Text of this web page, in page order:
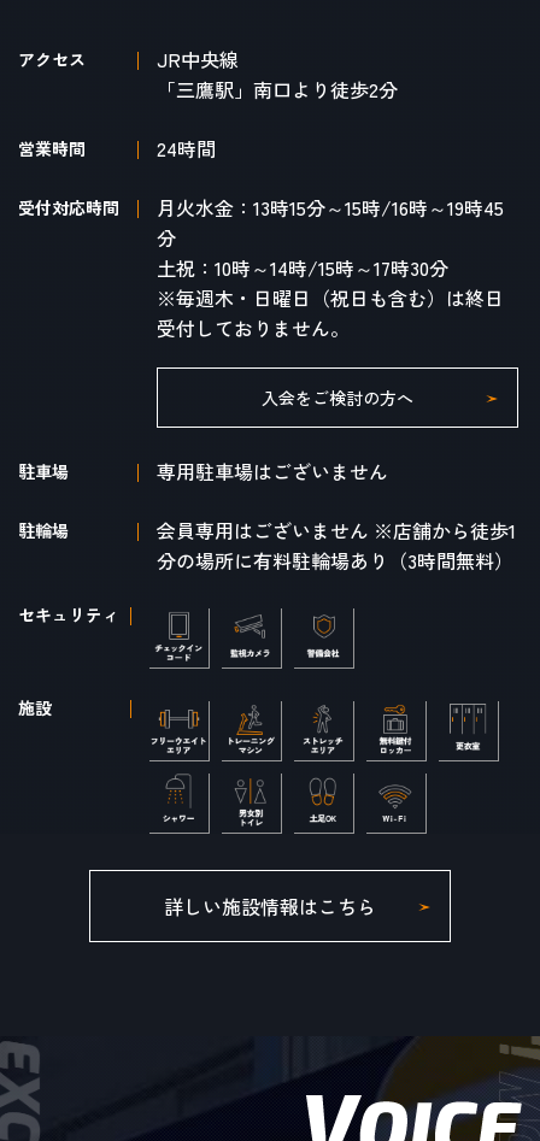
アクセス
JR中央線
「三鷹駅」南口より徒歩2分
営業時間 24時間
受付対応時間
月火水金：13時15分～15時/16時～19時45
分
土祝：10時～14時/15時～17時30分
※毎週木・日曜日（祝日も含む）は終日
受付しておりません。
入会をご検討の方へ
駐車場 専用駐車場はございません
駐輪場
会員専用はございません ※店舗から徒歩1
分の場所に有料駐輪場あり（3時間無料）
セキュリティ
施設
詳しい施設情報はこちら